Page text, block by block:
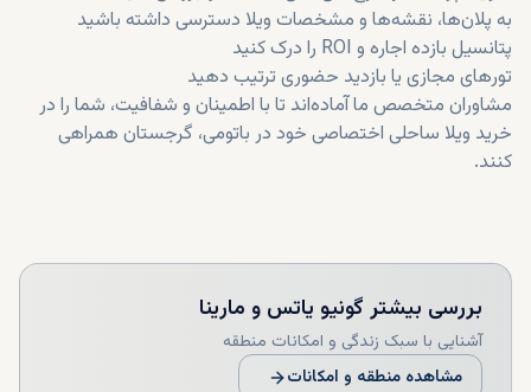
به پلان‌ها، نقشه‌ها و مشخصات ویلا دسترسی داشته باشید
پتانسیل بازده اجاره و ROI را درک کنید
تورهای مجازی یا بازدید حضوری ترتیب دهید
مشاوران متخصص ما آماده‌اند تا با اطمینان و شفافیت، شما را در
خرید ویلا ساحلی اختصاصی خود در باتومی، گرجستان همراهی
کنند.
بررسی بیشتر گونیو یاتس و مارینا
آشنایی با سبک زندگی و امکانات منطقه
مشاهده منطقه و امکانات